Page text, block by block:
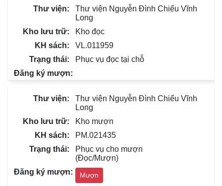
Thư viện Nguyễn Đình Chiểu Vĩnh
Long
Kho đọc
VL.011959
Phục vụ đọc tại chỗ
Thư viện Nguyễn Đình Chiểu Vĩnh
Long
Kho mượn
PM.021435
Phục vụ cho mượn
(Đọc/Mượn)
Mượn